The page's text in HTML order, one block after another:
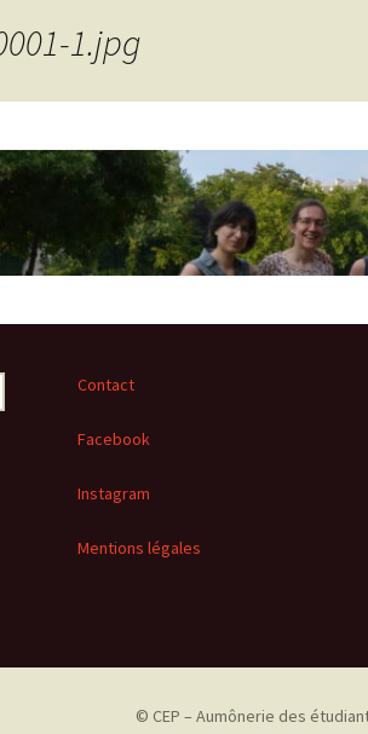
1.jpg
Contact
Facebook
Instagram
Mentions légales
© CEP – Aumônerie des